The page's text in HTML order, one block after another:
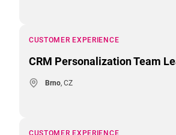
CUSTOMER EXPERIENCE
CRM Personalization Team
Brno, CZ
CUSTOMER EXPERIENCE